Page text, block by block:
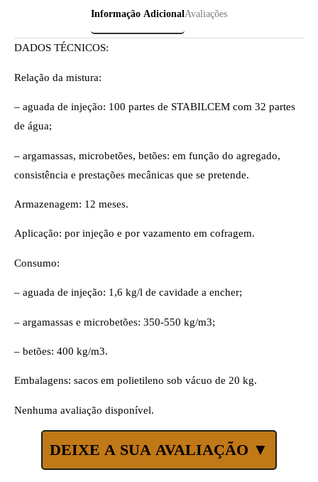
Informação AdicionalAvaliações
DADOS TÉCNICOS:
Relação da mistura:
– aguada de injeção: 100 partes de STABILCEM com 32 partes
de água;
– argamassas, microbetões, betões: em função do agregado,
consistência e prestações mecânicas que se pretende.
Armazenagem: 12 meses.
Aplicação: por injeção e por vazamento em cofragem.
Consumo:
– aguada de injeção: 1,6 kg/l de cavidade a encher;
– argamassas e microbetões: 350-550 kg/m3;
– betões: 400 kg/m3.
Embalagens: sacos em polietileno sob vácuo de 20 kg.
Nenhuma avaliação disponível.
DEIXE A SUA AVALIAÇÃO ▼